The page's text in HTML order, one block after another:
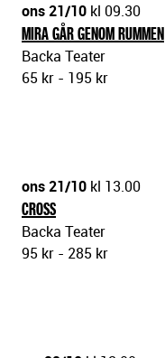
ons 21/10 kl 09.30
MIRA GÅR GENOM RUMMEN
Backa Teater
65 kr - 195 kr
ons 21/10 kl 13.00
CROSS
Backa Teater
95 kr - 285 kr